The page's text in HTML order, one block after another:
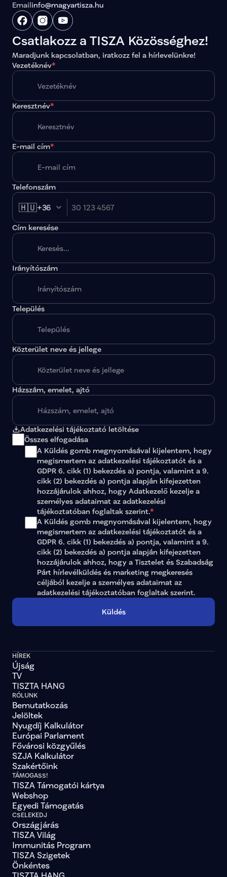
Emailinfo@magyartisza.hu
Csatlakozz a TISZA Közösséghez!
Maradjunk kapcsolatban, iratkozz fel a hírlevelünkre!
Vezetéknév*
Keresztnév*
E-mail cím*
Telefonszám
🇭🇺+36
Cím keresése
Irányítószám
Település
Közterület neve és jellege
Házszám, emelet, ajtó
Adatkezelési tájékoztató letöltése
Összes elfogadása
A Küldés gomb megnyomásával kijelentem, hogy
megismertem az adatkezelési tájékoztatót és a
GDPR 6. cikk (1) bekezdés a) pontja, valamint a 9.
cikk (2) bekezdés a) pontja alapján kifejezetten
hozzájárulok ahhoz, hogy Adatkezelő kezelje a
személyes adataimat az adatkezelési
tájékoztatóban foglaltak szerint.*
A Küldés gomb megnyomásával kijelentem, hogy
megismertem az adatkezelési tájékoztatót és a
GDPR 6. cikk (1) bekezdés a) pontja, valamint a 9.
cikk (2) bekezdés a) pontja alapján kifejezetten
hozzájárulok ahhoz, hogy a Tisztelet és Szabadság
Párt hírlevélküldés és marketing megkeresés
adatkezelési tájékoztatóban foglaltak szerint.
Küldés
HÍREK
Újság
TV
TISZTA HANG
RÓLUNK
Bemutatkozás
Jelöltek
Nyugdíj Kalkulátor
Európai Parlament
Fővárosi közgyűlés
SZJA Kalkulátor
Szakértőink
TÁMOGASS!
TISZA Támogatói kártya
Webshop
Egyedi Támogatás
CSELEKEDJ
Országjárás
TISZA Világ
Immunitás Program
TISZA Szigetek
Önkéntes